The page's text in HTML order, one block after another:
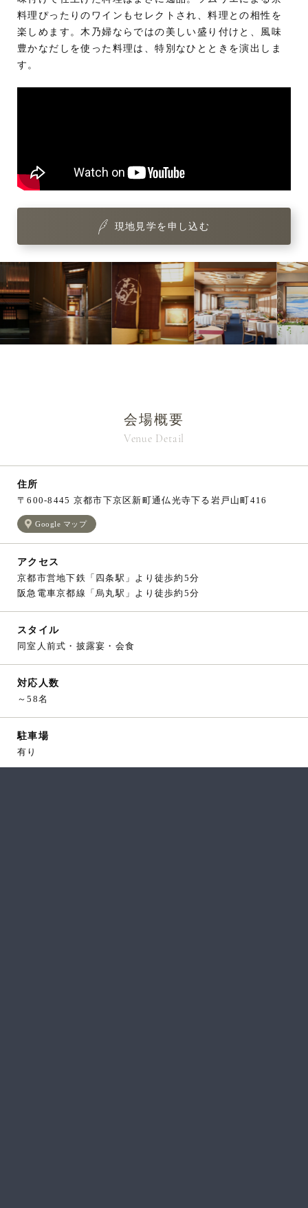
料理ぴったりのワインもセレクトされ、料理との相性を
楽しめます。木乃婦ならではの美しい盛り付けと、風味
豊かなだしを使った料理は、特別なひとときを演出しま
す。
現地見学を申し込む
会場概要
Venue Detail
住所
〒600-8445 京都市下京区新町通仏光寺下る岩戸山町416
Google マップ
アクセス
京都市営地下鉄「四条駅」より徒歩約5分
阪急電車京都線「烏丸駅」より徒歩約5分
スタイル
同室人前式・披露宴・会食
対応人数
～58名
駐車場
有り